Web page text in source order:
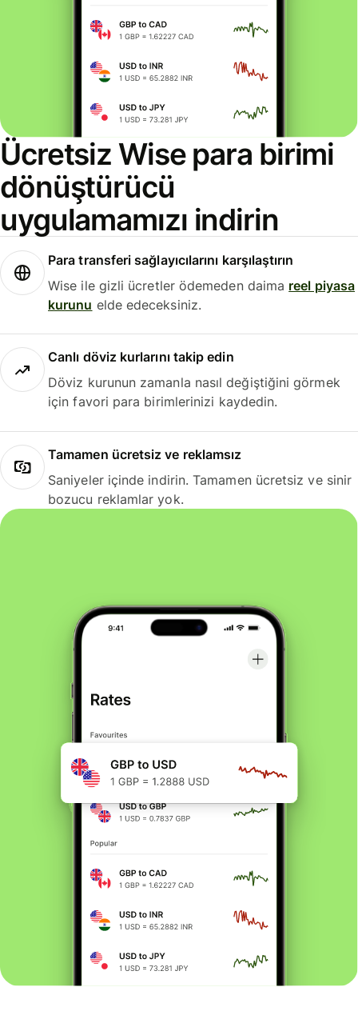
Ücretsiz Wise para birimi
dönüştürücü
uygulamamızı indirin
Para transferi sağlayıcılarını karşılaştırın
Wise ile gizli ücretler ödemeden daima reel piyasa
kurunu elde edeceksiniz.
Canlı döviz kurlarını takip edin
Döviz kurunun zamanla nasıl değiştiğini görmek
için favori para birimlerinizi kaydedin.
Tamamen ücretsiz ve reklamsız
Saniyeler içinde indirin. Tamamen ücretsiz ve sinir
bozucu reklamlar yok.